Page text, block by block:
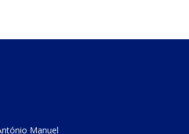
Manuel